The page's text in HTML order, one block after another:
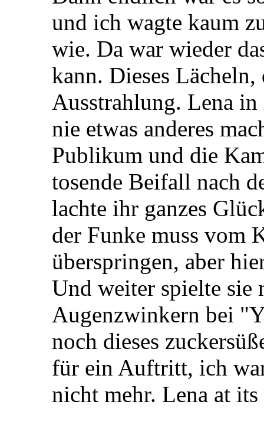
und ich wagte kaum
wie. Da war wieder
kann. Dieses
Ausstrahlung. Lena
nie etwas anderes
Publikum und die
tosende Beifall nach
lachte ihr ganzes
der Funke muss vom
überspringen, aber
Und weiter spielte sie
Augenzwinkern bei
noch dieses
für ein Auftritt, ich
nicht mehr. Lena at its